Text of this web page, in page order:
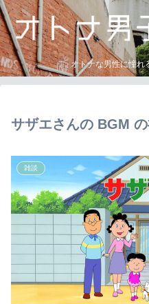
オトナな男性に憧れ
サザエさんの BGM
雑談